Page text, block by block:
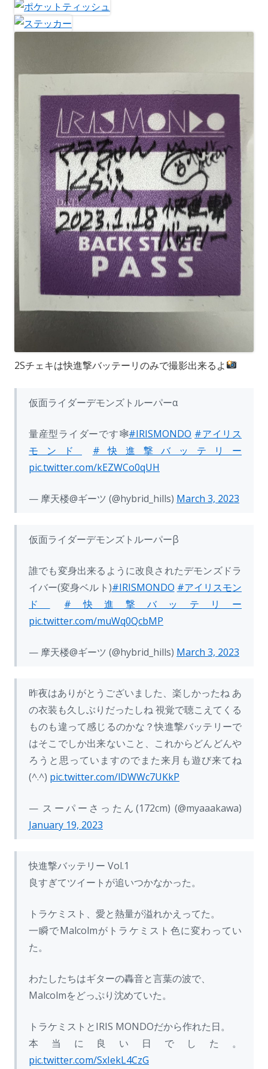
2Sチェキは快進撃バッテーリのみで撮影出来るよ
仮面ライダーデモンズトルーパーα
量産型ライダーです🕸#IRISMONDO #アイリス
モンド
#快進撃バッテリー
pic.twitter.com/kEZWCo0qUH
— 摩天楼@ギーツ (@hybrid_hills) March 3, 2023
仮面ライダーデモンズトルーパーβ
誰でも変身出来るように改良されたデモンズドラ
イバー(変身ベルト)#IRISMONDO #アイリスモン
ド
#快進撃バッテリー
pic.twitter.com/muWq0QcbMP
— 摩天楼@ギーツ (@hybrid_hills) March 3, 2023
昨夜はありがとうございました、楽しかったね あ
の衣装も久しぶりだったしね 視覚で聴こえてくる
ものも違って感じるのかな？快進撃バッテリーで
はそこでしか出来ないこと、これからどんどんや
ろうと思っていますのでまた来月も遊び来てね
(^.^) pic.twitter.com/lDWWc7UKkP
— スーパーさったん(172cm) (@myaaakawa)
January 19, 2023
快進撃バッテリー Vol.1
良すぎてツイートが追いつかなかった。
トラケミスト、愛と熱量が溢れかえってた。
一瞬でMalcolmがトラケミスト色に変わってい
た。
わたしたちはギターの轟音と言葉の波で、
Malcolmをどっぷり沈めていた。
トラケミストとIRIS MONDOだから作れた日。
本当に良い日でした。
pic.twitter.com/SxIekL4CzG